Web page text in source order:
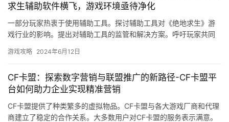
求生辅助软件横飞，游戏环境亟待净化
一部分玩家热衷于使用辅助工具。探讨辅助工具对《绝地求生》游
戏行业的影响。提出对辅助工具的监管和解决方案。呼吁玩家共同
游戏攻略 2024年6月12日
CF卡盟：探索数字营销与联盟推广的新路径-CF卡盟平
台如何助力企业实现精准营销
CF卡盟提供了种类繁多的虚拟物品。CF卡盟与各大游戏厂商和代理
商建立了稳定的合作关系。大多数用户对CF卡盟的服务表示满意。